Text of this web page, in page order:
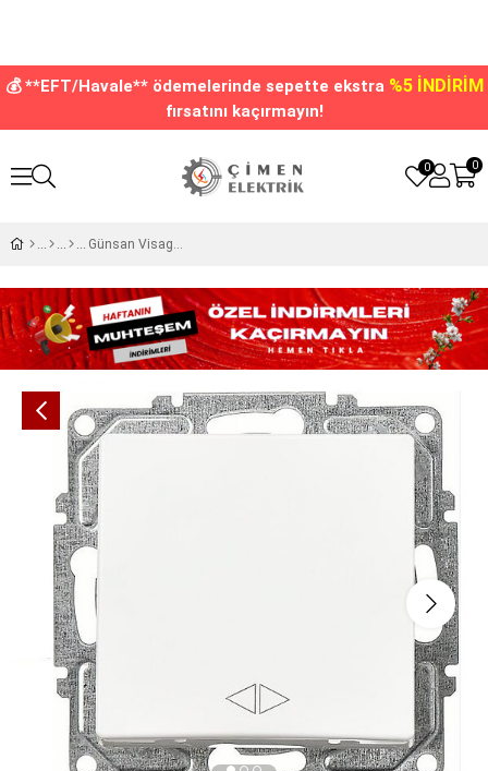
💰 **EFT/Havale** ödemelerinde sepette ekstra %5 İNDİRİM
fırsatını kaçırmayın!
0
0
Günsan Visage Beyaz Ara Vavien Çerçevesiz